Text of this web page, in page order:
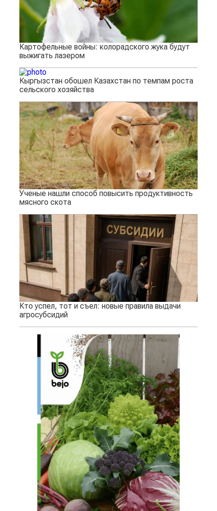
Картофельные войны: колорадского жука будут
выжигать лазером
Кыргызстан обошел Казахстан по темпам роста
сельского хозяйства
Ученые нашли способ повысить продуктивность
мясного скота
Кто успел, тот и съел: новые правила выдачи
агросубсидий